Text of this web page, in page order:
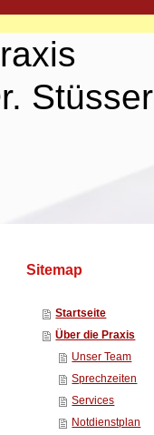
Sitemap
Startseite
Über die Praxis
Unser Team
Sprechzeiten
Services
Notdienstplan